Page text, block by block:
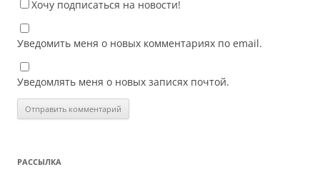
Хочу подписаться на новости!
Уведомить меня о новых комментариях по email.
Уведомлять меня о новых записях почтой.
РАССЫЛКА